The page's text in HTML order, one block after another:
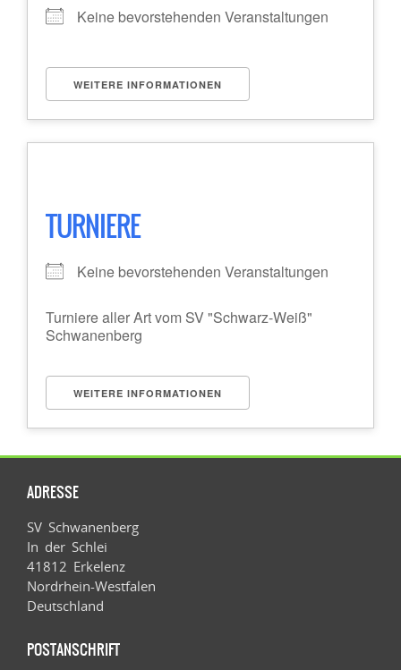
Keine bevorstehenden Veranstaltungen
WEITERE INFORMATIONEN
TURNIERE
Keine bevorstehenden Veranstaltungen
Turniere aller Art vom SV "Schwarz-Weiß"
Schwanenberg
WEITERE INFORMATIONEN
ADRESSE
SV Schwanenberg
In der Schlei
41812 Erkelenz
Nordrhein-Westfalen
Deutschland
POSTANSCHRIFT